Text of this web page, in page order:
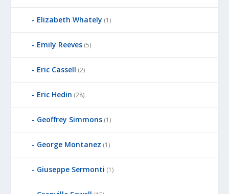
Elizabeth Whately (1)
Emily Reeves (5)
Eric Cassell (2)
Eric Hedin (28)
Geoffrey Simmons (1)
George Montanez (1)
Giuseppe Sermonti (1)